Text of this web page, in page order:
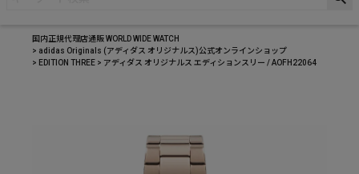
国内正規代理店通販 WORLD WIDE WATCH
adidas Originals (アディダス オリジナルス)公式オンラインショップ
EDITION THREE
アディダス オリジナルス エディションスリー / AOFH22064